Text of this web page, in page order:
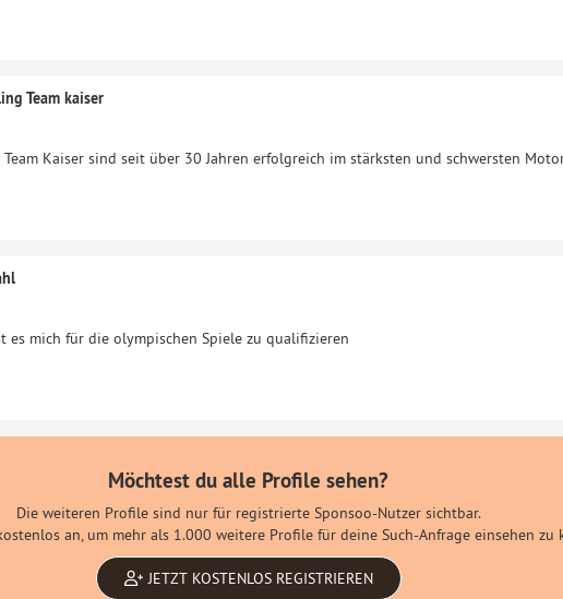
Team kaiser
Kaiser sind seit über 30 Jahren erfolgreich im stärksten und schwersten
es mich für die olympischen Spiele zu qualifizieren
Möchtest du alle Profile sehen?
Die weiteren Profile sind nur für registrierte Sponsoo-Nutzer sichtbar.
an, um mehr als 1.000 weitere Profile für deine Such-Anfrage einsehen zu
JETZT KOSTENLOS REGISTRIEREN